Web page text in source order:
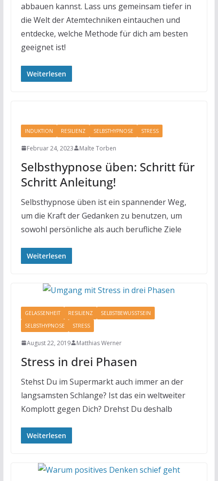
abbauen kannst. Lass uns gemeinsam tiefer in
die Welt der Atemtechniken eintauchen und
entdecke, welche Methode für dich am besten
geeignet ist!
Weiterlesen
INDUKTION RESILIENZ SELBSTHYPNOSE STRESS
Februar 24, 2023 Malte Torben
Selbsthypnose üben: Schritt für
Schritt Anleitung!
Selbsthypnose üben ist ein spannender Weg,
um die Kraft der Gedanken zu benutzen, um
sowohl persönliche als auch berufliche Ziele
Weiterlesen
GELASSENHEIT RESILIENZ
SELBSTBEWUSSTSEIN
SELBSTHYPNOSE
STRESS
August 22, 2019 Matthias Werner
Stress in drei Phasen
Stehst Du im Supermarkt auch immer an der
langsamsten Schlange? Ist das ein weltweiter
Komplott gegen Dich? Drehst Du deshalb
Weiterlesen